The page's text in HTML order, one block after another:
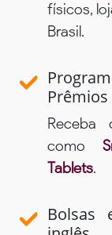
físicos,
Brasil.
Prêmios
Receba
como
Tablets.
Bolsas